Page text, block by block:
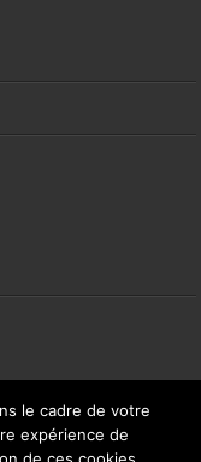
le cadre de votre
expérience de